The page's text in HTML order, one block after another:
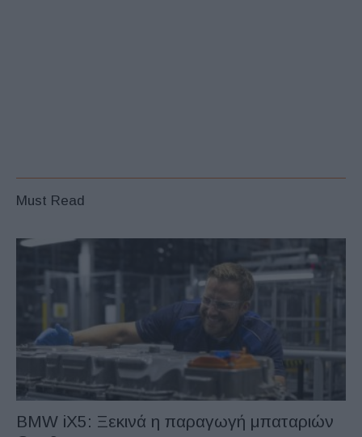
Must Read
BMW iX5: Ξεκινά η παραγωγή μπαταριών